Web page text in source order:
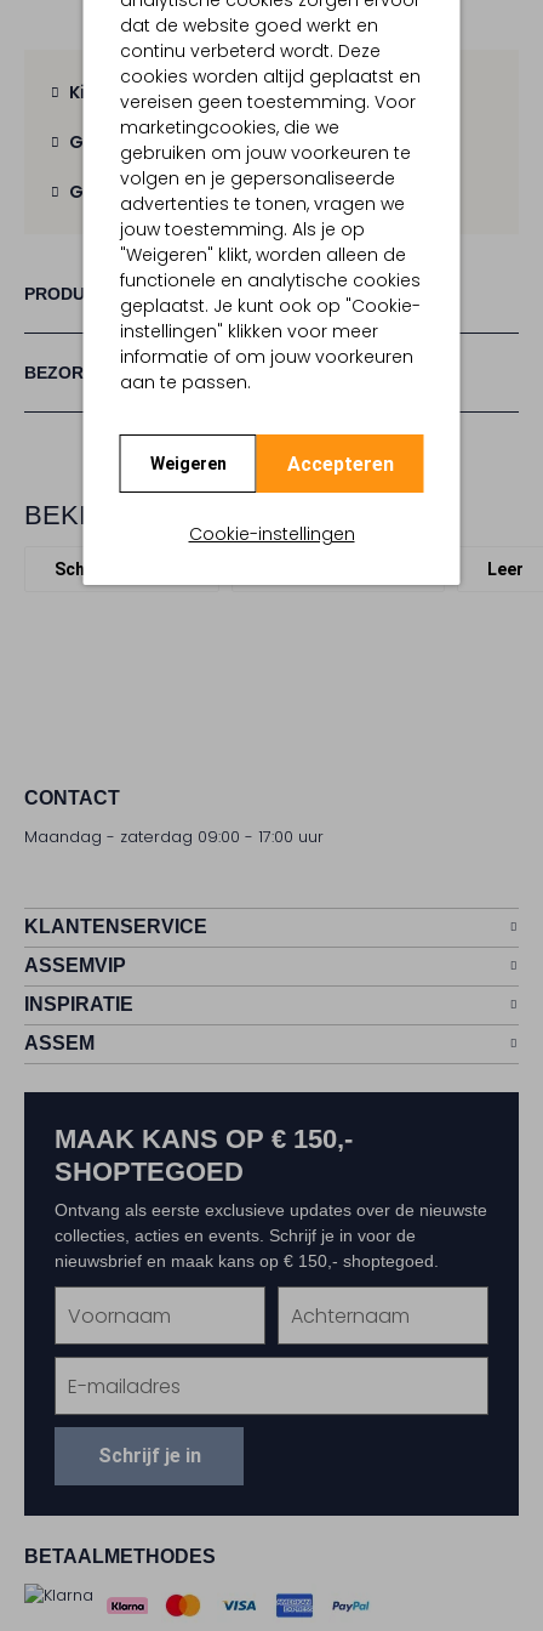
dat de website goed werkt en
continu verbeterd wordt. Deze
cookies worden altijd geplaatst en
vereisen geen toestemming. Voor
marketingcookies, die we
gebruiken om jouw voorkeuren te
volgen en je gepersonaliseerde
advertenties te tonen, vragen we
jouw toestemming. Als je op
"Weigeren" klikt, worden alleen de
functionele en analytische cookies
geplaatst. Je kunt ook op "Cookie-
instellingen" klikken voor meer
informatie of om jouw voorkeuren
aan te passen.
Weigeren Accepteren
Cookie-instellingen
Kies zelf je bezorgmoment
Gratis verzending vanaf € 100,-
Gratis retour binnen 30 dagen
PRODUCT INFORMATIE
BEZORGEN & RETOURNEREN
BEKIJK MEER
Schoudertassen Leer
CONTACT
Maandag - zaterdag 09:00 - 17:00 uur
KLANTENSERVICE
ASSEMVIP
INSPIRATIE
ASSEM
BETAALMETHODES
MAAK KANS OP € 150,-
SHOPTEGOED
Ontvang als eerste exclusieve updates over de nieuwste
collecties, acties en events. Schrijf je in voor de
nieuwsbrief en maak kans op € 150,- shoptegoed.
Schrijf je in